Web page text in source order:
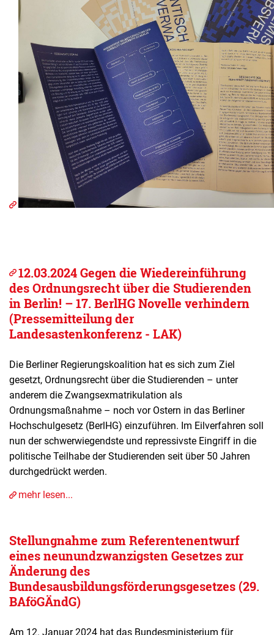
12.03.2024 Gegen die Wiedereinführung
des Ordnungsrecht über die Studierenden
in Berlin! – 17. BerlHG Novelle verhindern
(Pressemitteilung der
Landesastenkonferenz - LAK)
Die Berliner Regierungskoalition hat es sich zum Ziel
gesetzt, Ordnungsrecht über die Studierenden – unter
anderem die Zwangsexmatrikulation als
Ordnungsmaßnahme – noch vor Ostern in das Berliner
Hochschulgesetz (BerlHG) einzuführen. Im Eilverfahren soll
nun der schwerwiegendste und repressivste Eingriff in die
politische Teilhabe der Studierenden seit über 50 Jahren
durchgedrückt werden.
mehr lesen...
Stellungnahme zum Referentenentwurf
eines neunundzwanzigsten Gesetzes zur
Änderung des
Bundesausbildungsförderungsgesetzes (29.
BAföGÄndG)
Am 12. Januar 2024 hat das Bundesministerium für